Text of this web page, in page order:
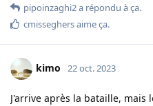
pipoinzaghi2a répondu à ça.
cmisseghersaime ça.
kimo 22 oct. 2023
J'arrive après la bataille, mais